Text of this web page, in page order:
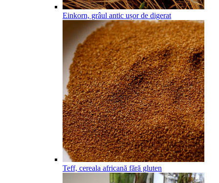
Einkorn, grâul antic ușor de digerat
Teff, cereala africană fără gluten